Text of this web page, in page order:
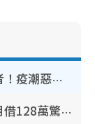
奪命寄生蟲｜食生菜狂瀉首現死者！疫潮惡化錄1.8萬宗病例 揭洗菜3大謬誤
銀行高層戀上水療女技師！兩個月借128萬驚覺「沉船」沉落火海 揭背後疑似邪教操控賣淫